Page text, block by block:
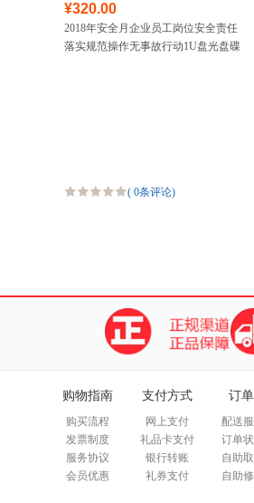
¥320.00
2018年安全月企业员工岗位安全责任
落实规范操作无事故行动1U盘光盘碟
( 0条评论)
购物指南
购买流程
发票制度
服务协议
会员优惠
支付方式
网上支付
礼品卡支付
银行转账
礼券支付
订
配送
订单
自助
自助